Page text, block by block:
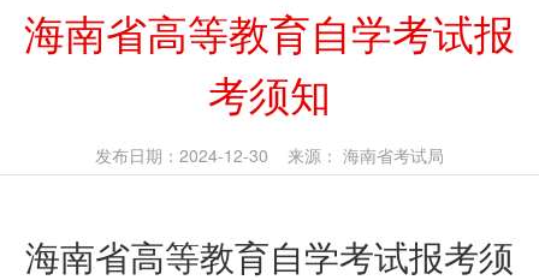
海南省高等教育自学考试报
考须知
发布日期：2024-12-30 来源： 海南省考试局
海南省高等教育自学考试报考须